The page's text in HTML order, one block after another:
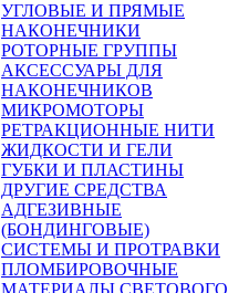
УГЛОВЫЕ И ПРЯМЫЕ
НАКОНЕЧНИКИ
РОТОРНЫЕ ГРУППЫ
АКСЕССУАРЫ ДЛЯ
НАКОНЕЧНИКОВ
МИКРОМОТОРЫ
РЕТРАКЦИОННЫЕ НИТИ
ЖИДКОСТИ И ГЕЛИ
ГУБКИ И ПЛАСТИНЫ
ДРУГИЕ СРЕДСТВА
АДГЕЗИВНЫЕ
(БОНДИНГОВЫЕ)
СИСТЕМЫ И ПРОТРАВКИ
ПЛОМБИРОВОЧНЫЕ
МАТЕРИАЛЫ СВЕТОВОГО